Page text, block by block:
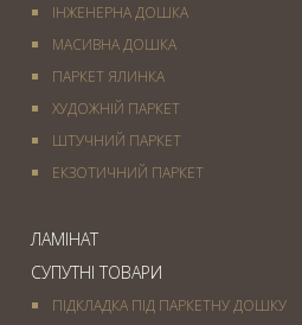
ІНЖЕНЕРНА ДОШКА
МАСИВНА ДОШКА
ПАРКЕТ ЯЛИНКА
ХУДОЖНІЙ ПАРКЕТ
ШТУЧНИЙ ПАРКЕТ
ЕКЗОТИЧНИЙ ПАРКЕТ
ЛАМІНАТ
СУПУТНІ ТОВАРИ
ПІДКЛАДКА ПІД ПАРКЕТНУ ДОШКУ